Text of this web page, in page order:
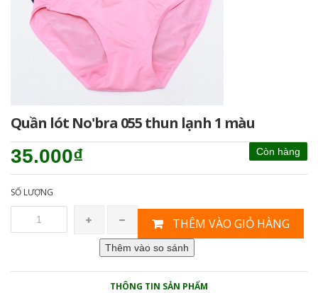
Quần lót No'bra 055 thun lạnh 1 màu
Còn hàng
35.000₫
SỐ LƯỢNG
THÊM VÀO GIỎ HÀNG
THÔNG TIN SẢN PHẨM